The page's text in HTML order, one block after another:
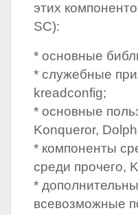
этих
SC):
* основные
* служебные
kreadconfig;
* основные
Konqueror,
* компоненты
среди прочего,
*
всевозможные